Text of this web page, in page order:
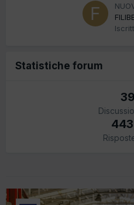
Statistiche forum